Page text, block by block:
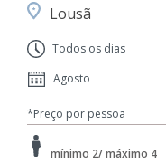
Lousã
Todos os dias
Agosto
*Preço por pessoa
mínimo 2/ máximo 4